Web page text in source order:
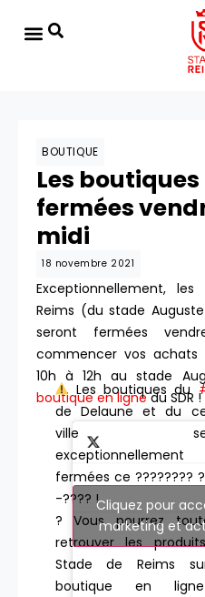
BOUTIQUE
Les boutiques
fermées
midi
18 novembre 2021
Exceptionnellement,
Reims (du stade
seront fermées
commencer vos achats
10h à 12h au stade
boutique en lignedu SDR !
Les boutiques du
de Delaune et du
ville
exceptionnellement
fermées ce ????????
-???? !
? Vous pourrez
retrouver les
Stade de Reims
boutique en
Cliquez pour
marketing et